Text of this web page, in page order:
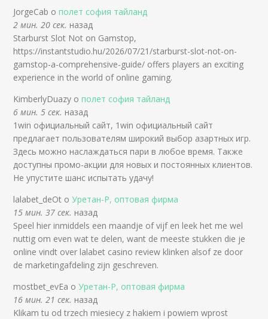
JorgeCab ополет софия тайланд
2 мин. 20 сек. назад
Starburst Slot Not on Gamstop,
https://instantstudio.hu/2026/07/21/starburst-slot-not-on-
gamstop-a-comprehensive-guide/ offers players an exciting
experience in the world of online gaming.
KimberlyDuazy ополет софия тайланд
6 мин. 5 сек. назад
1win официальный сайт, 1win официальный сайт
предлагает пользователям широкий выбор азартных игр.
Здесь можно наслаждаться пари в любое время. Также
доступны промо-акции для новых и постоянных клиентов.
Не упустите шанс испытать удачу!
lalabet_deOt оУретан-Р, оптовая фирма
15 мин. 37 сек. назад
Speel hier inmiddels een maandje of vijf en leek het me wel
nuttig om even wat te delen, want de meeste stukken die je
online vindt over lalabet casino review klinken alsof ze door
de marketingafdeling zijn geschreven.
mostbet_evEa оУретан-Р, оптовая фирма
16 мин. 21 сек. назад
Klikam tu od trzech miesiecy z hakiem i powiem wprost